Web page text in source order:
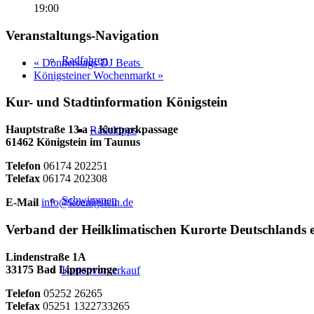
Radfahren
Radeltipps
Schwimmen
Kartenvorverkauf
19:00
Veranstaltungs-Navigation
« Donnerstags DJ Beats
Königsteiner Wochenmarkt »
Kur- und Stadtinformation Königstein
Hauptstraße 13 a – Kurparkpassage
61462 Königstein im Taunus
Telefon 06174 202251
Telefax 06174 202308
E-Mail info@koenigstein.de
Verband der Heilklimatischen Kurorte Deutschlands
Lindenstraße 1A
33175 Bad Lippspringe
Telefon 05252 26265
Telefax 05251 1322733265